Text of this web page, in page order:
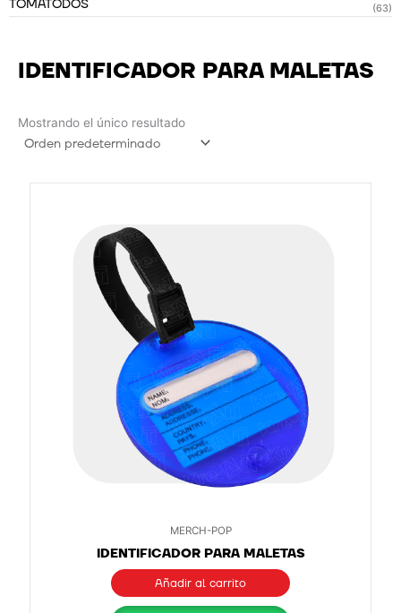
TOMATODOS (63)
IDENTIFICADOR PARA MALETAS
Mostrando el único resultado
MERCH-POP
IDENTIFICADOR PARA MALETAS
Añadir al carrito